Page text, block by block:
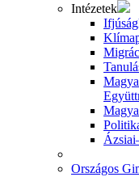
Intézetek
Országos